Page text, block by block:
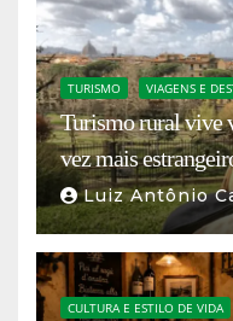
TURISMO VIAGENS E
Turismo rural vive
vez mais
Luiz Antônio
CULTURA E ESTILO DE VIDA